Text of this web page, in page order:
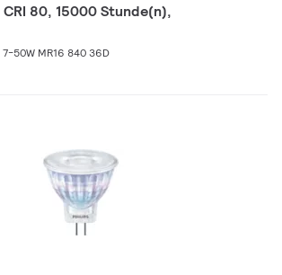
80, 15000 Stunde(n),
50W MR16 840 36D